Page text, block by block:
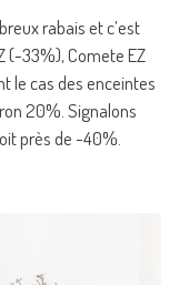
rabais et c’est
(-33%), Comete EZ
le cas des enceintes
20%. Signalons
près de -40%.